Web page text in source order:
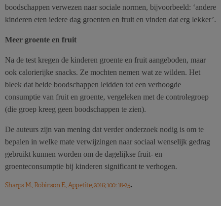
boodschappen verwezen naar sociale normen, bijvoorbeeld: ‘andere
kinderen eten iedere dag groenten en fruit en vinden dat erg lekker’.
Meer groente en fruit
Na de test kregen de kinderen groente en fruit aangeboden, maar
ook calorierijke snacks. Ze mochten nemen wat ze wilden. Het
bleek dat beide boodschappen leidden tot een verhoogde
consumptie van fruit en groente, vergeleken met de controlegroep
(die groep kreeg geen boodschappen te zien).
De auteurs zijn van mening dat verder onderzoek nodig is om te
bepalen in welke mate verwijzingen naar sociaal wenselijk gedrag
gebruikt kunnen worden om de dagelijkse fruit- en
groenteconsumptie bij kinderen significant te verhogen.
Sharps M., Robinson E., Appetite, 2016; 100: 18-25.